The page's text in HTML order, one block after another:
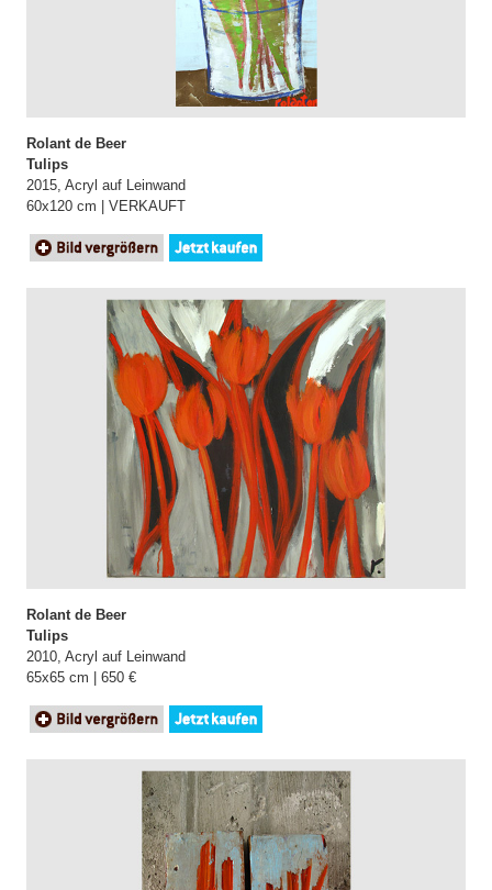
Rolant de Beer
Tulips
2015, Acryl auf Leinwand
60x120 cm | VERKAUFT
Rolant de Beer
Tulips
2010, Acryl auf Leinwand
65x65 cm | 650 €